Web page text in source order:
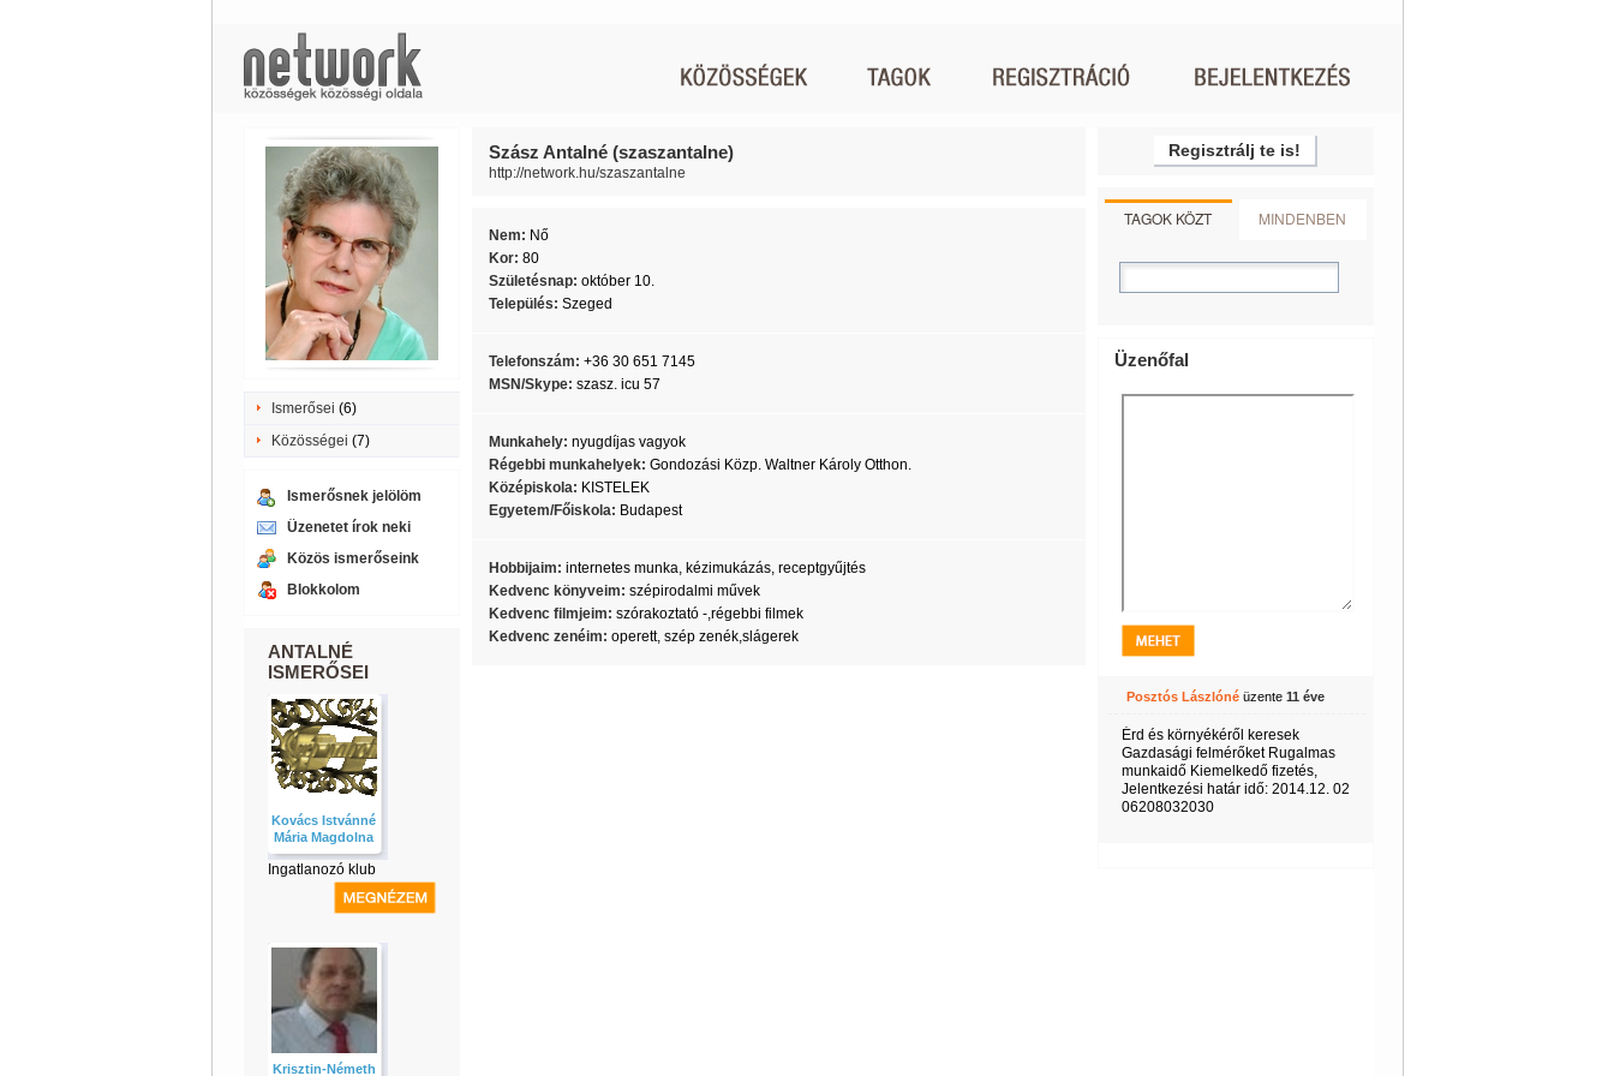
Ismerősei (6)
Közösségei (7)
Ismerősnek jelölöm
Üzenetet írok neki
Közös ismerőseink
Blokkolom
ANTALNÉ
ISMERŐSEI
Kovács Istvánné
Mária Magdolna
Ingatlanozó klub
Krisztin-Németh
Szász Antalné (szaszantalne)
http://network.hu/szaszantalne
Nem: Nő
Kor: 80
Születésnap: október 10.
Település: Szeged
Telefonszám: +36 30 651 7145
MSN/Skype: szasz. icu 57
Munkahely: nyugdíjas vagyok
Régebbi munkahelyek: Gondozási Közp. Waltner Károly Otthon.
Középiskola: KISTELEK
Egyetem/Főiskola: Budapest
Hobbijaim: internetes munka, kézimukázás, receptgyűjtés
Kedvenc könyveim: szépirodalmi művek
Kedvenc filmjeim: szórakoztató -,régebbi filmek
Kedvenc zenéim: operett, szép zenék,slágerek
Regisztrálj te is!
TAGOK KÖZT MINDENBEN
Üzenőfal
Posztós Lászlónéüzente 11 éve
Érd és környékéről keresek
Gazdasági felmérőket Rugalmas
munkaidő Kiemelkedő fizetés,
Jelentkezési határ idő: 2014.12. 02
06208032030